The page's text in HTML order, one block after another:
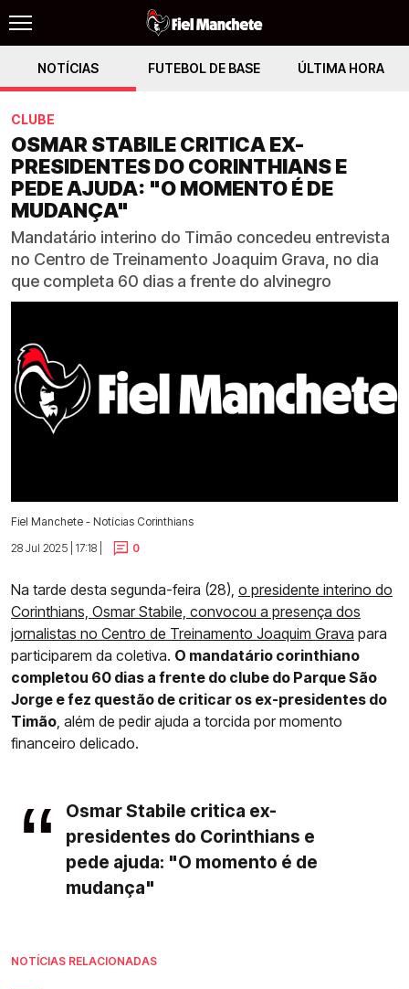
NOTÍCIAS FUTEBOL DE BASE ÚLTIMA HORA
CLUBE
OSMAR STABILE CRITICA EX-
PRESIDENTES DO CORINTHIANS E
PEDE AJUDA: "O MOMENTO É DE
MUDANÇA"
Mandatário interino do Timão concedeu entrevista
no Centro de Treinamento Joaquim Grava, no dia
que completa 60 dias a frente do alvinegro
Fiel Manchete - Notícias Corinthians
28 Jul 2025 | 17:18 |
0
Na tarde desta segunda-feira (28), o presidente interino do
Corinthians, Osmar Stabile, convocou a presença dos
jornalistas no Centro de Treinamento Joaquim Grava para
participarem da coletiva. O mandatário corinthiano
completou 60 dias a frente do clube do Parque São
Jorge e fez questão de criticar os ex-presidentes do
Timão, além de pedir ajuda a torcida por momento
financeiro delicado.
Osmar Stabile critica ex-
presidentes do Corinthians e
pede ajuda: "O momento é de
mudança"
NOTÍCIAS RELACIONADAS